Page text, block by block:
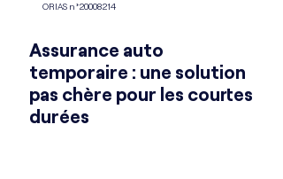
ORIAS n°20008214
Assurance auto
temporaire : une solution
pas chère pour les courtes
durées